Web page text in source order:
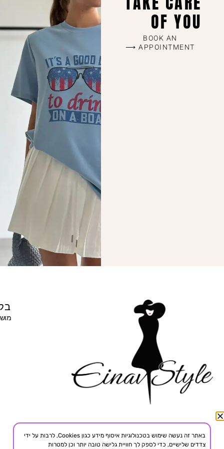
OF YOU
BOOK AN
APPOINTMENT ⟶
באתר זה נעשה שימוש בטכנולוגיות איסוף מידע כגון Cookies, לרבות על ידי
צדדים שלישיים, כדי לספק לך חוויית גלישה טובה יותר וכן למטרות